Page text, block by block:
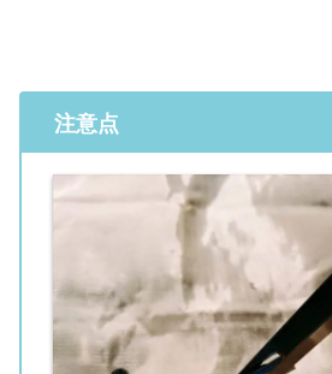
注意点